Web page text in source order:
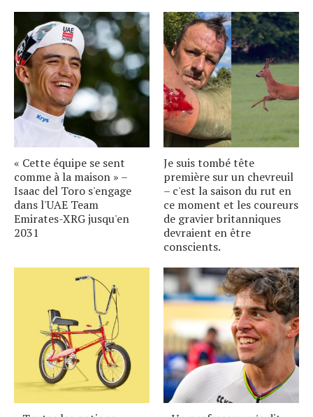
« Cette équipe se sent
comme à la maison » –
Isaac del Toro s'engage
dans l'UAE Team
Emirates-XRG jusqu'en
2031
Je suis tombé tête
première sur un chevreuil
– c'est la saison du rut en
ce moment et les coureurs
de gravier britanniques
devraient en être
conscients.